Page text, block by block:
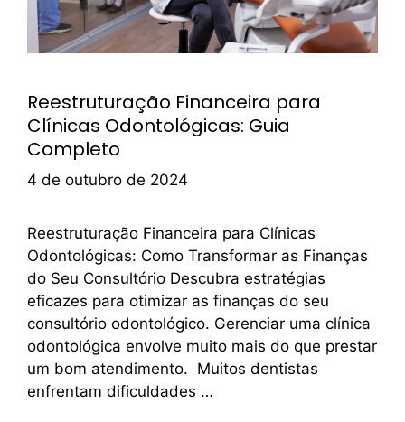
Reestruturação Financeira para
Clínicas Odontológicas: Guia
Completo
4 de outubro de 2024
Reestruturação Financeira para Clínicas
Odontológicas: Como Transformar as Finanças
do Seu Consultório Descubra estratégias
eficazes para otimizar as finanças do seu
consultório odontológico. Gerenciar uma clínica
odontológica envolve muito mais do que prestar
um bom atendimento. Muitos dentistas
enfrentam dificuldades …